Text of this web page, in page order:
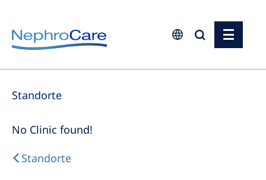
Europe
Czech Republic
Israel
Standorte
No Clinic found!
Standorte